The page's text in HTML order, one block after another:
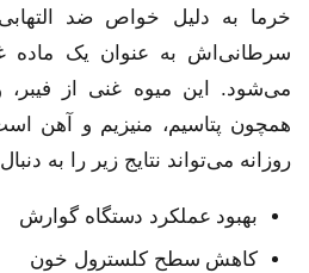
خرما به دلیل خواص ضد
سرطانی‌اش به عنوان یک ماده
می‌شود. این میوه غنی از فیبر،
همچون پتاسیم، منیزیم و آهن
روزانه می‌تواند نتایج زیر را به
بهبود عملکرد دستگاه گوارش
کاهش سطح کلسترول خون